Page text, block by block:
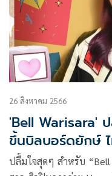
26 สิงหาคม 2566
'Bell Warisara'
ขึ้นบิลบอร์ดยักษ์
ปลื้มใจสุดๆ สำหรับ “Bell